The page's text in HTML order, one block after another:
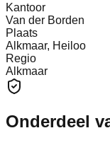
Kantoor
Van der Borden
Plaats
Alkmaar, Heiloo
Regio
Alkmaar
Onderdeel